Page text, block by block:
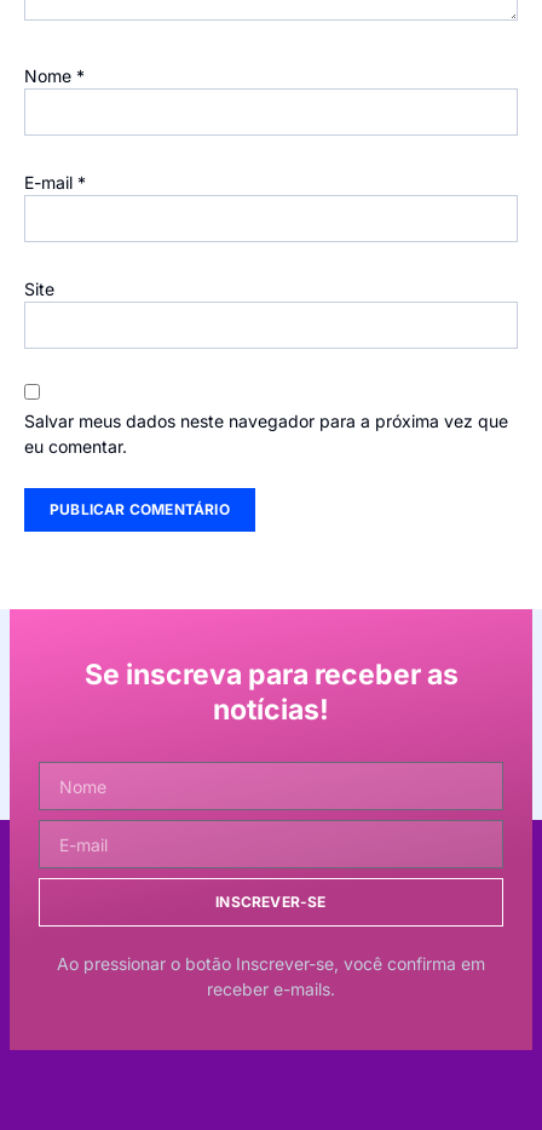
Nome *
E-mail *
Site
Salvar meus dados neste navegador para a próxima vez que
eu comentar.
Se inscreva para receber as
notícias!
INSCREVER-SE
Ao pressionar o botão Inscrever-se, você confirma em
receber e-mails.